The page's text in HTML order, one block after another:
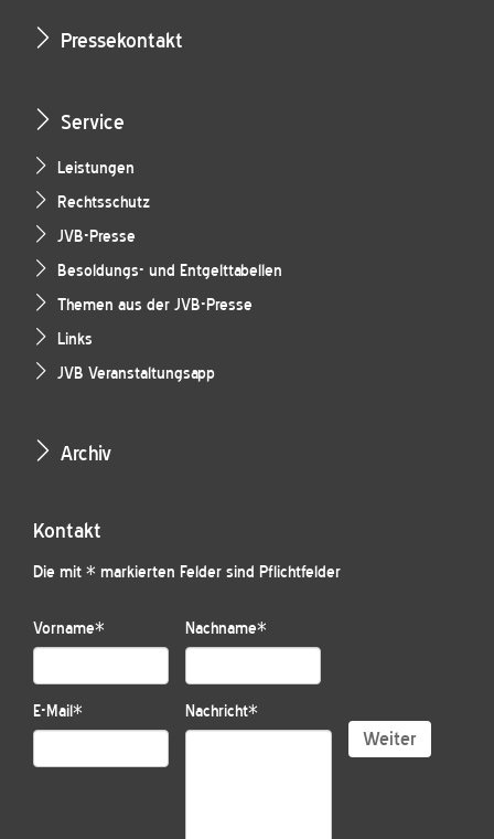
Pressekontakt
Service
Leistungen
Rechtsschutz
JVB-Presse
Besoldungs- und Entgelttabellen
Themen aus der JVB-Presse
Links
JVB Veranstaltungsapp
Archiv
Kontakt
Die mit * markierten Felder sind Pflichtfelder
Vorname* Nachname*
E-Mail* Nachricht*
Weiter